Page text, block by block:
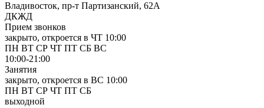
Владивосток, пр-т Партизанский, 62А
ДКЖД
Прием звонков
закрыто, откроется в ЧТ 10:00
ПН ВТ СР ЧТ ПТ СБ ВС
10:00-21:00
Занятия
закрыто, откроется в ВС 10:00
ПН ВТ СР ЧТ ПТ СБ
выходной